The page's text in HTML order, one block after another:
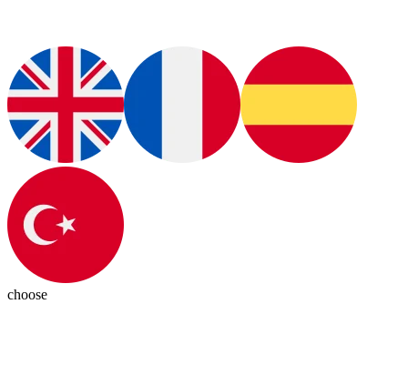
choose